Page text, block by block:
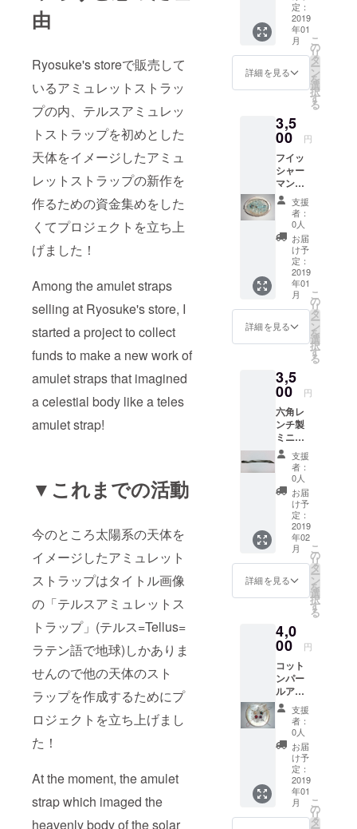
由
Ryosuke's storeで販売して
いるアミュレットストラッ
プの内、テルスアミュレッ
トストラップを初めとした
天体をイメージしたアミュ
レットストラップの新作を
作るための資金集めをした
くてプロジェクトを立ち上
げました！
Among the amulet straps
selling at Ryosuke's store, I
started a project to collect
funds to make a new work of
amulet straps that imagined
a celestial body like a teles
amulet strap!
▼これまでの活動
今のところ太陽系の天体を
イメージしたアミュレット
ストラップはタイトル画像
の「テルスアミュレットス
トラップ」(テルス=Tellus=
ラテン語で地球)しかありま
せんので他の天体のスト
ラップを作成するためにプ
ロジェクトを立ち上げまし
た！
At the moment, the amulet
strap which imaged the
heavenly body of the solar
地に水
色～青
の模様)
シーブ
ルーカ
ルセド
ルーフ
ローラ
イト (ガ
ラスの
ような
透明な
淡青色)
ブルー
縞メノ
ウ(白～
水色～
青～藍
色の縞
模様) 黒
水晶
(真っ黒
で光に
げ茶色)
ブラッ
クトル
マリン
(不透明
な真っ
黒) 純銀
のワイ
ヤーを
通して
いま
す。 画
像はサ
ンプル
で天然
石含む)
なので
異なり
ます。
桐箱に
入れて
発送し
ます 注)
アワビ
の殻と
浄化用
チップ
(アクア
マリン)
は付い
ていま
せん。
ベース
に使用
し、地
球をイ
メージ
したア
ミュ
レット
お守り)
のスト
ラップ
バー
ジョン
です。
使用石
ロマラ
カイト
(濃い青
色～藍
色に緑
の模様)
シーブ
ルーカ
ルセド
ルー
ムーン
ストー
ン(半透
明の乳
白色に
傾ける
と青い
(透明)
アベン
チュリ
ン(光の
加減で
きらめ
きがあ
る深緑)
虹色の
コー
グがな
された
水晶) 純
銀のワ
イヤー
を通し
ていま
す。 画
像はサ
ンプル
で天然
石(合成
定：
2019
年01
月
詳細を見る
こ
の
リ
タ
ー
ン
を
選
択
す
る
3,5
00 円
フイッ
シャー
マンズ
アミュ
レット
スト
ラップ1
号 タン
グステ
ンシン
カー(中
心の金
属球)を
ベース
に使用
し、釣
漁師(フ
イッ
シャー
マン)の
為のア
ミュ
レット
(護符、
お守り)
のスト
ラップ
バー
ジョン
です。
使用石
は タン
グステ
属) シー
ブルー
カルセ
ドニー
(半透明
な水色)
アクア
マリン
(透明な
薄水色)
マザー
オブ
パール
(乳白色
にとこ
ろどこ
支援
者：
0人
お届
け予
定：
2019
年01
月
詳細を見る
こ
の
リ
タ
ー
ン
を
選
択
す
る
3,5
00 円
六角レ
ンチ製
ミニ
チュア
刀
Type-
E 通常
E社製の
六角レ
ンチを
加工し
て造ら
れたミ
ニチュ
アの打
ち刀で
ちらは
刀身の
みと
なって
おりま
す。 鞘
や持ち
手のあ
る刀が
欲しい
のであ
れば相
談に乗
りま
す。 購
入する
支援
者：
0人
お届
け予
定：
2019
年02
月
詳細を見る
こ
の
リ
タ
ー
ン
を
選
択
す
る
4,0
00 円
コット
ンパー
ルア
ミュ
レット
スト
ラップ
シリー
(ホワイ
ト)、
2(ブ
ラッ
支援
者：
0人
お届
け予
定：
2019
年01
月
こ
の
リ
タ